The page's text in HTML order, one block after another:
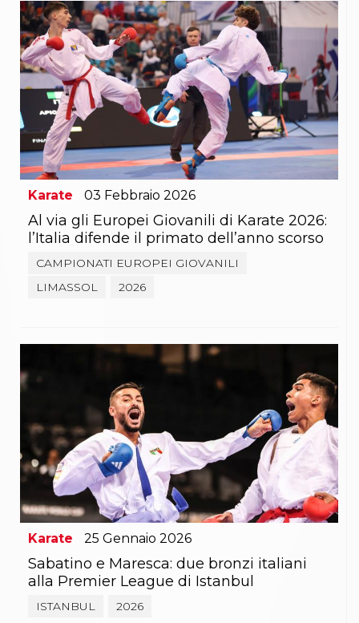
Karate 03 Febbraio 2026
Al via gli Europei Giovanili di Karate 2026:
l’Italia difende il primato dell’anno scorso
CAMPIONATI EUROPEI GIOVANILI
LIMASSOL
2026
Karate 25 Gennaio 2026
Sabatino e Maresca: due bronzi italiani
alla Premier League di Istanbul
ISTANBUL 2026